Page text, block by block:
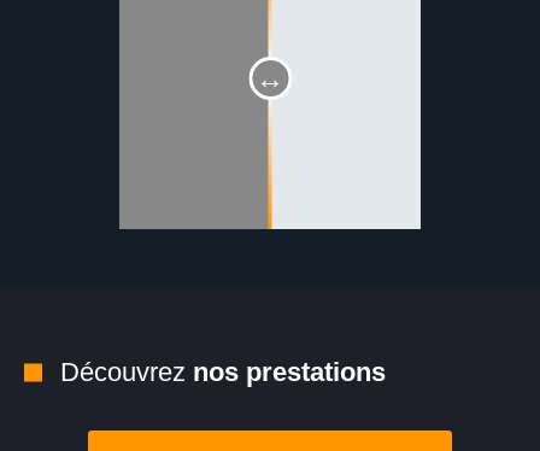
Découvrez nos prestations